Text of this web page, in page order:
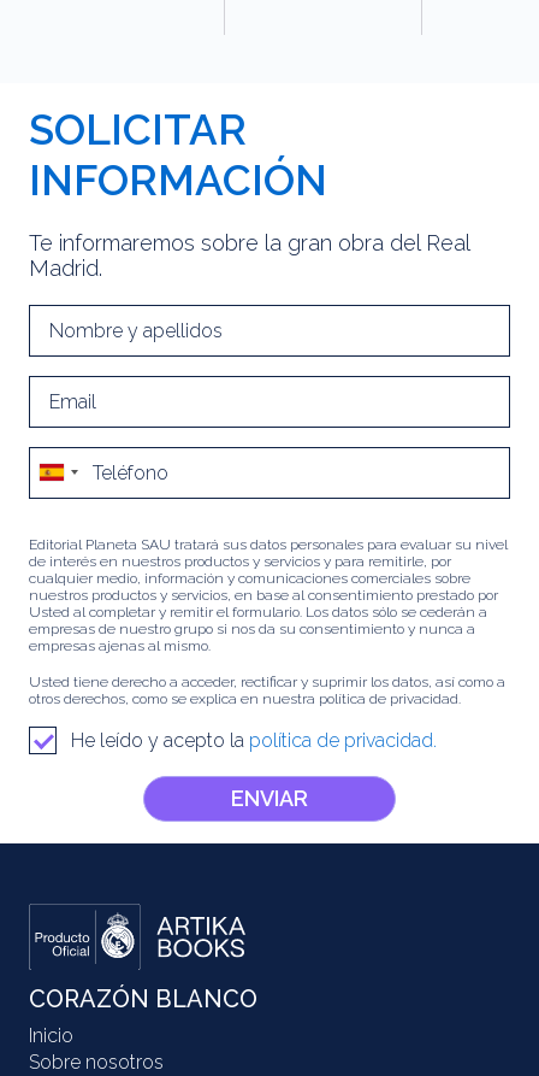
SOLICITAR
INFORMACIÓN
Te informaremos sobre la gran obra del Real
Madrid.
Editorial Planeta SAU tratará sus datos personales para evaluar su nivel
de interés en nuestros productos y servicios y para remitirle, por
cualquier medio, información y comunicaciones comerciales sobre
nuestros productos y servicios, en base al consentimiento prestado por
Usted al completar y remitir el formulario. Los datos sólo se cederán a
empresas de nuestro grupo si nos da su consentimiento y nunca a
empresas ajenas al mismo.
Usted tiene derecho a acceder, rectificar y suprimir los datos, así como a
otros derechos, como se explica en nuestra política de privacidad.
He leído y acepto la política de privacidad.
ENVIAR
CORAZÓN BLANCO
Inicio
Sobre nosotros